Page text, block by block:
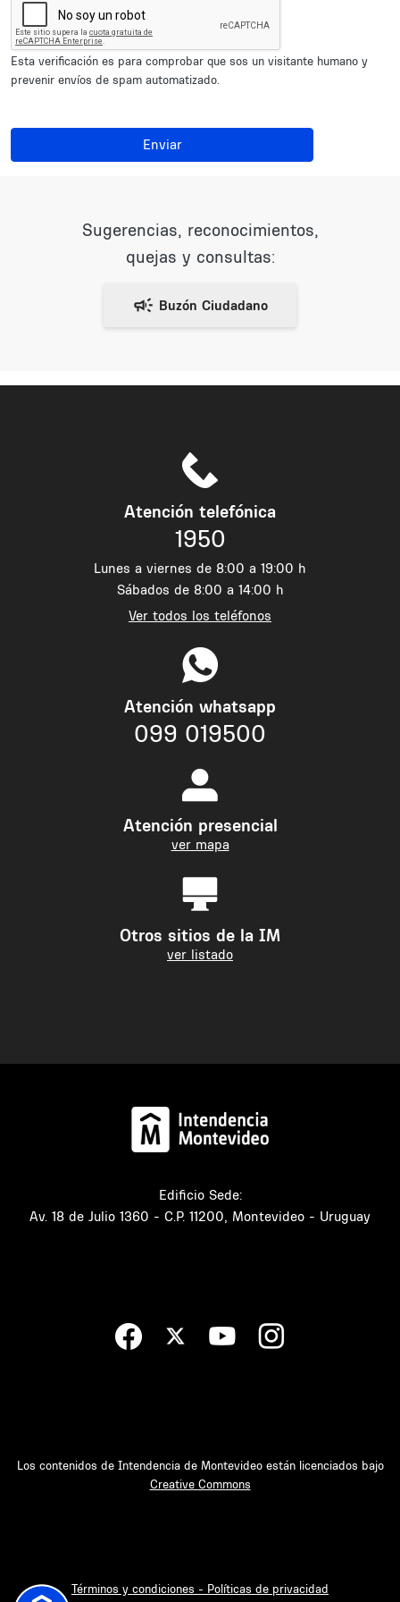
Esta verificación es para comprobar que sos un visitante humano y
prevenir envíos de spam automatizado.
Enviar
Sugerencias, reconocimientos,
quejas y consultas:
Atención telefónica
1950
Lunes a viernes de 8:00 a 19:00 h
Sábados de 8:00 a 14:00 h
Ver todos los teléfonos
Atención whatsapp
099 019500
Atención presencial
ver mapa
Otros sitios de la IM
ver listado
Edificio Sede:
Av. 18 de Julio 1360 - C.P. 11200, Montevideo - Uruguay
Los contenidos de Intendencia de Montevideo están licenciados bajo
Creative Commons
Términos y condiciones - Políticas de privacidad